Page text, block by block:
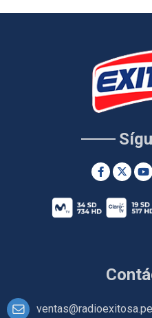
ventas@radioexitosa.pe